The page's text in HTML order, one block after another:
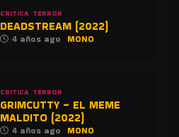
CRITICA TERROR
DEADSTREAM (2022)
4 años ago MONO
CRITICA TERROR
GRIMCUTTY – EL MEME
MALDITO (2022)
4 años ago MONO